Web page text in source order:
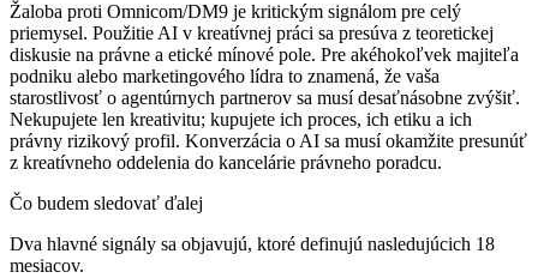
Žaloba proti Omnicom/DM9 je kritickým signálom pre celý
priemysel. Použitie AI v kreatívnej práci sa presúva z teoretickej
diskusie na právne a etické mínové pole. Pre akéhokoľvek majiteľa
podniku alebo marketingového lídra to znamená, že vaša
starostlivosť o agentúrnych partnerov sa musí desaťnásobne zvýšiť.
Nekupujete len kreativitu; kupujete ich proces, ich etiku a ich
právny rizikový profil. Konverzácia o AI sa musí okamžite presunúť
z kreatívneho oddelenia do kancelárie právneho poradcu.
Čo budem sledovať ďalej
Dva hlavné signály sa objavujú, ktoré definujú nasledujúcich 18
mesiacov.